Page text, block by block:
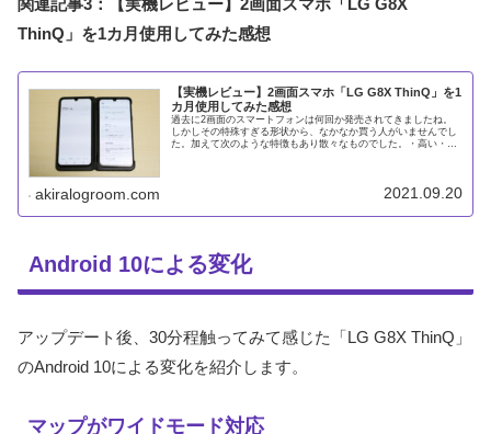
関連記事3：【実機レビュー】2画面スマホ「LG G8X
ThinQ」を1カ月使用してみた感想
【実機レビュー】2画面スマホ「LG G8X ThinQ」を1
カ月使用してみた感想
過去に2画面のスマートフォンは何回か発売されてきましたね。
しかしその特殊すぎる形状から、なかなか買う人がいませんでし
た。加えて次のような特徴もあり散々なものでした。・高い・ス
akiralogroom.com 2021.09.20
Android 10による変化
アップデート後、30分程触ってみて感じた「LG G8X ThinQ」
のAndroid 10による変化を紹介します。
マップがワイドモード対応